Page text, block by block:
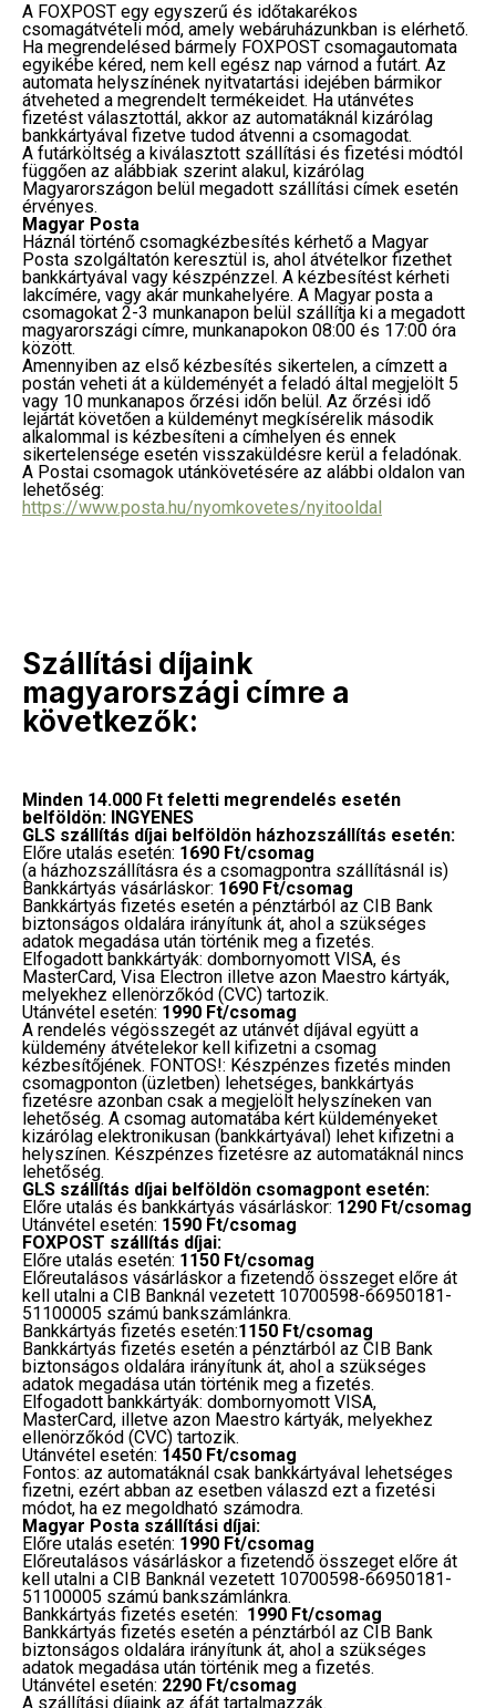
A FOXPOST egy egyszerű és időtakarékos
csomagátvételi mód, amely webáruházunkban is elérhető.
Ha megrendelésed bármely FOXPOST csomagautomata
egyikébe kéred, nem kell egész nap várnod a futárt. Az
automata helyszínének nyitvatartási idejében bármikor
átveheted a megrendelt termékeidet. Ha utánvétes
fizetést választottál, akkor az automatáknál kizárólag
bankkártyával fizetve tudod átvenni a csomagodat.
A futárköltség a kiválasztott szállítási és fizetési módtól
függően az alábbiak szerint alakul, kizárólag
Magyarországon belül megadott szállítási címek esetén
érvényes.
Magyar Posta
Háznál történő csomagkézbesítés kérhető a Magyar
Posta szolgáltatón keresztül is, ahol átvételkor fizethet
bankkártyával vagy készpénzzel. A kézbesítést kérheti
lakcímére, vagy akár munkahelyére. A Magyar posta a
csomagokat 2-3 munkanapon belül szállítja ki a megadott
magyarországi címre, munkanapokon 08:00 és 17:00 óra
között.
Amennyiben az első kézbesítés sikertelen, a címzett a
postán veheti át a küldeményét a feladó által megjelölt 5
vagy 10 munkanapos őrzési időn belül. Az őrzési idő
lejártát követően a küldeményt megkísérelik második
alkalommal is kézbesíteni a címhelyen és ennek
sikertelensége esetén visszaküldésre kerül a feladónak.
A Postai csomagok utánkövetésére az alábbi oldalon van
lehetőség:
https://www.posta.hu/nyomkovetes/nyitooldal
Szállítási díjaink
magyarországi címre a
következők:
Minden 14.000 Ft feletti megrendelés esetén
belföldön: INGYENES
GLS szállítás díjai belföldön házhozszállítás esetén:
Előre utalás esetén: 1690 Ft/csomag
(a házhozszállításra és a csomagpontra szállításnál is)
Bankkártyás vásárláskor: 1690 Ft/csomag
Bankkártyás fizetés esetén a pénztárból az CIB Bank
biztonságos oldalára irányítunk át, ahol a szükséges
adatok megadása után történik meg a fizetés.
Elfogadott bankkártyák: dombornyomott VISA, és
MasterCard, Visa Electron illetve azon Maestro kártyák,
melyekhez ellenörzőkód (CVC) tartozik.
Utánvétel esetén: 1990 Ft/csomag
A rendelés végösszegét az utánvét díjával együtt a
küldemény átvételekor kell kifizetni a csomag
kézbesítőjének. FONTOS!: Készpénzes fizetés minden
csomagponton (üzletben) lehetséges, bankkártyás
fizetésre azonban csak a megjelölt helyszíneken van
lehetőség. A csomag automatába kért küldeményeket
kizárólag elektronikusan (bankkártyával) lehet kifizetni a
helyszínen. Készpénzes fizetésre az automatáknál nincs
lehetőség.
GLS szállítás díjai belföldön csomagpont esetén:
Előre utalás és bankkártyás vásárláskor: 1290 Ft/csomag
Utánvétel esetén: 1590 Ft/csomag
FOXPOST szállítás díjai:
Előre utalás esetén: 1150 Ft/csomag
Előreutalásos vásárláskor a fizetendő összeget előre át
kell utalni a CIB Banknál vezetett 10700598-66950181-
51100005 számú bankszámlánkra.
Bankkártyás fizetés esetén:1150 Ft/csomag
Bankkártyás fizetés esetén a pénztárból az CIB Bank
biztonságos oldalára irányítunk át, ahol a szükséges
adatok megadása után történik meg a fizetés.
Elfogadott bankkártyák: dombornyomott VISA,
MasterCard, illetve azon Maestro kártyák, melyekhez
ellenörzőkód (CVC) tartozik.
Utánvétel esetén: 1450 Ft/csomag
Fontos: az automatáknál csak bankkártyával lehetséges
fizetni, ezért abban az esetben válaszd ezt a fizetési
módot, ha ez megoldható számodra.
Magyar Posta szállítási díjai:
Előre utalás esetén: 1990 Ft/csomag
Előreutalásos vásárláskor a fizetendő összeget előre át
kell utalni a CIB Banknál vezetett 10700598-66950181-
51100005 számú bankszámlánkra.
Bankkártyás fizetés esetén: 1990 Ft/csomag
Bankkártyás fizetés esetén a pénztárból az CIB Bank
biztonságos oldalára irányítunk át, ahol a szükséges
adatok megadása után történik meg a fizetés.
Utánvétel esetén: 2290 Ft/csomag
A szállítási díjaink az áfát tartalmazzák.